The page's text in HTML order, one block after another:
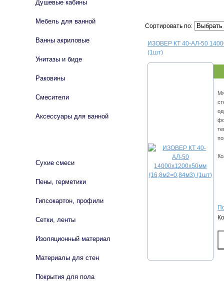
Сортировать по:
ИЗОВЕР КТ 40-АЛ-50
(1шт)
Душевые кабины
Мебель для ванной
Ванны акриловые
Унитазы и биде
Раковины
Смесители
Аксессуары для ванной
Сухие смеси
Пены, герметики
Гипсокартон, профили
Сетки, ленты
Изоляционный материал
Материалы для стен
Покрытия для пола